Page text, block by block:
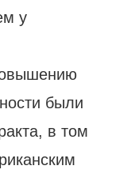
у
были
в том